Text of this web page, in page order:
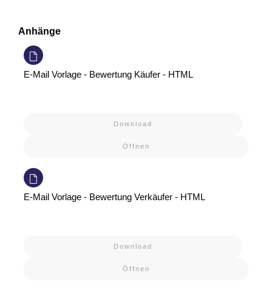
Anhänge
E-Mail Vorlage - Bewertung Käufer - HTML
Download
Öffnen
E-Mail Vorlage - Bewertung Verkäufer - HTML
Download
Öffnen